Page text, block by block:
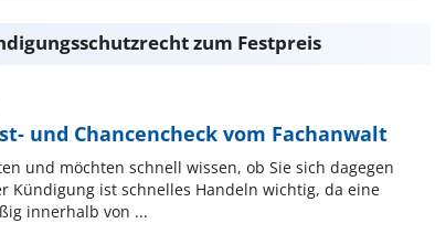
zum Festpreis
und Chancencheck vom Fachanwalt
und möchten schnell wissen, ob Sie sich dagegen
Kündigung ist schnelles Handeln wichtig, da eine
innerhalb von ...